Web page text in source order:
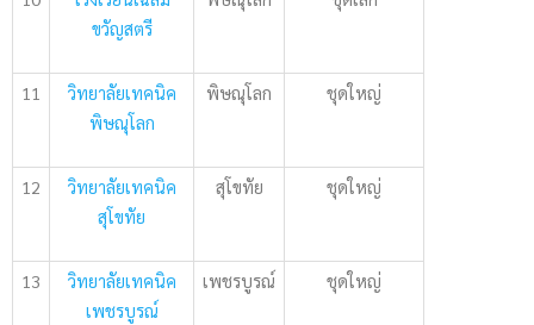
ขวัญสตรี
11
วิทยาลัยเทคนิค
พิษณุโลก
พิษณุโลก ชุดใหญ่
12
วิทยาลัยเทคนิค
สุโขทัย
สุโขทัย ชุดใหญ่
13
วิทยาลัยเทคนิค
เพชรบูรณ์
เพชรบูรณ์ ชุดใหญ่